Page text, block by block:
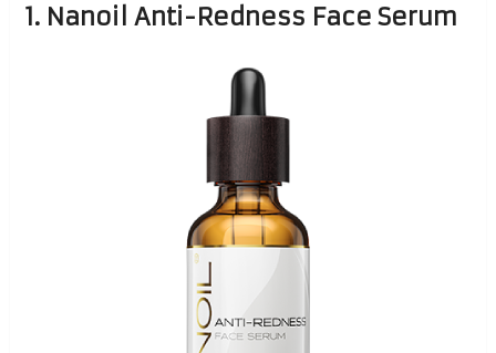
1. Nanoil Anti-Redness Face Serum